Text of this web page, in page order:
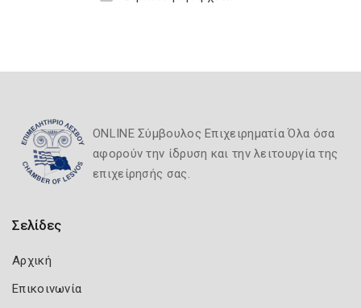
ONLINE Σύμβουλος Επιχειρηματία Όλα όσα
αφορούν την ίδρυση και την λειτουργία της
επιχείρησής σας.
Σελίδες
Αρχική
Επικοινωνία